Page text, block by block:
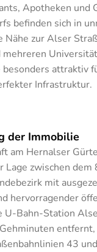
Apotheken und
befinden sich in
Nähe zur Alser
besonders attraktiv
Infrastruktur.
der Immobilie
am Hernalser
Lage zwischen dem
mit
hervorragender
U-Bahn-Station
entfernt,
43